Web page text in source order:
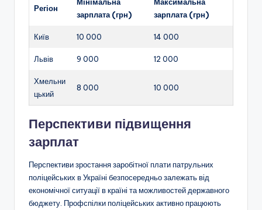
Регіон
зарплата (грн)
зарплата (грн)
Київ 10 000 14 000
Львів 9 000 12 000
Хмельни
цький
8 000 10 000
Перспективи підвищення
зарплат
Перспективи зростання заробітної плати патрульних
поліцейських в Україні безпосередньо залежать від
економічної ситуації в країні та можливостей державного
бюджету. Профспілки поліцейських активно працюють